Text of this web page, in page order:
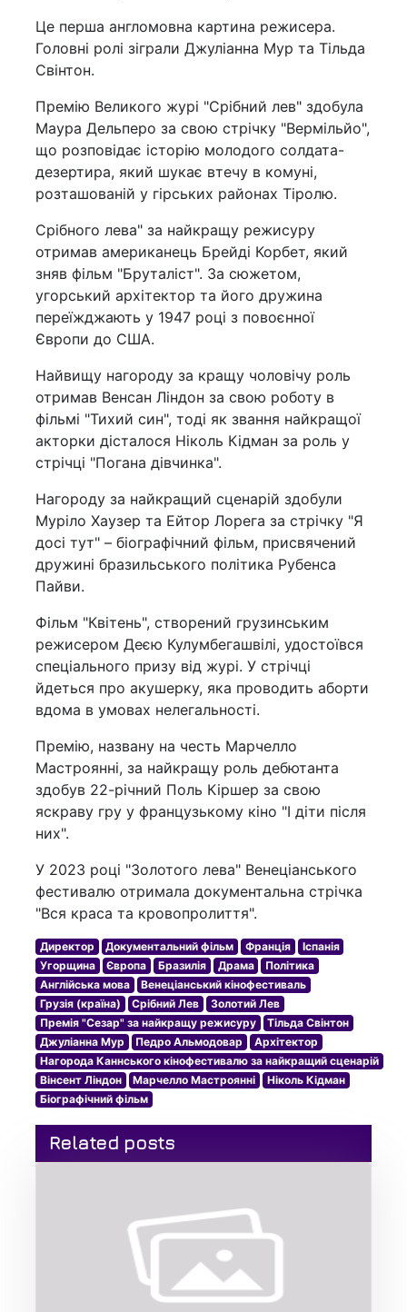
Це перша англомовна картина режисера.
Головні ролі зіграли Джуліанна Мур та Тільда
Свінтон.
Премію Великого журі "Срібний лев" здобула
Маура Дельперо за свою стрічку "Вермільйо",
що розповідає історію молодого солдата-
дезертира, який шукає втечу в комуні,
розташованій у гірських районах Тіролю.
Срібного лева" за найкращу режисуру
отримав американець Брейді Корбет, який
зняв фільм "Бруталіст". За сюжетом,
угорський архітектор та його дружина
переїжджають у 1947 році з повоєнної
Європи до США.
Найвищу нагороду за кращу чоловічу роль
отримав Венсан Ліндон за свою роботу в
фільмі "Тихий син", тоді як звання найкращої
акторки дісталося Ніколь Кідман за роль у
стрічці "Погана дівчинка".
Нагороду за найкращий сценарій здобули
Муріло Хаузер та Ейтор Лорега за стрічку "Я
досі тут" – біографічний фільм, присвячений
дружині бразильського політика Рубенса
Пайви.
Фільм "Квітень", створений грузинським
режисером Деєю Кулумбегашвілі, удостоївся
спеціального призу від журі. У стрічці
йдеться про акушерку, яка проводить аборти
вдома в умовах нелегальності.
Премію, названу на честь Марчелло
Мастроянні, за найкращу роль дебютанта
здобув 22-річний Поль Кіршер за свою
яскраву гру у французькому кіно "І діти після
них".
У 2023 році "Золотого лева" Венеціанського
фестивалю отримала документальна стрічка
"Вся краса та кровопролиття".
Директор Документальний фільм Франція
Іспанія
Угорщина
Європа Бразилія Драма
Політика
Англійська мова
Венеціанський кінофестиваль
Грузія (країна)
Срібний Лев
Золотий Лев
Премія "Сезар" за найкращу режисуру
Тільда Свінтон
Джуліанна Мур
Педро Альмодовар
Архітектор
Нагорода Каннського кінофестивалю за найкращий сценарій
Вінсент Ліндон
Марчелло Мастроянні
Ніколь Кідман
Біографічний фільм
Related posts